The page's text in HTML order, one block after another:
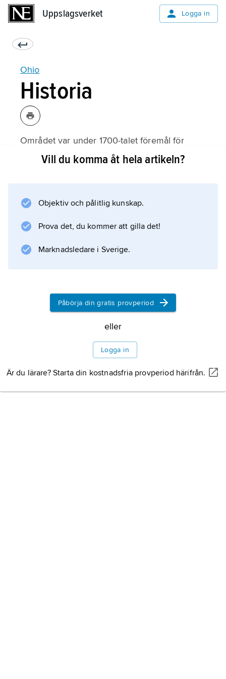
Uppslagsverket Logga in
Ohio
Historia
Området var under 1700-talet föremål för
stridigheter mellan Frankrike och
1803 delstat. De första bosättningarna
grundades 1788, men hårt motstånd från
omfattande
Information om artikeln
Vill du komma åt hela artikeln?
Objektiv och pålitlig kunskap.
Prova det, du kommer att gilla det!
Marknadsledare i Sverige.
Påbörja din gratis provperiod
eller
Logga in
Är du lärare? Starta din kostnadsfria provperiod härifrån.